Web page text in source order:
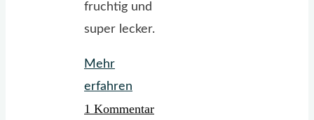
fruchtig und
super lecker.
Mehr
erfahren
Cheesecake"
1 Kommentar